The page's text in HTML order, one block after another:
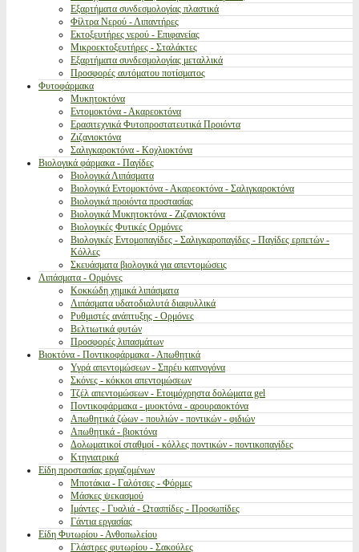
Εξαρτήματα συνδεσμολογίας πλαστικά
Φίλτρα Νερού - Λιπαντήρες
Εκτοξευτήρες νερού - Επιφανείας
Μικροεκτοξευτήρες - Σταλάκτες
Εξαρτήματα συνδεσμολογίας μεταλλικά
Προσφορές αυτόματου ποτίσματος
Φυτοφάρμακα
Μυκητοκτόνα
Εντομοκτόνα - Ακαρεοκτόνα
Ερασιτεχνικά Φυτοπροστατευτικά Προιόντα
Ζιζανιοκτόνα
Σαλιγκαροκτόνα - Κοχλιοκτόνα
Βιολογικά φάρμακα - Παγίδες
Βιολογικά Λιπάσματα
Βιολογικά Εντομοκτόνα - Ακαρεοκτόνα - Σαλιγκαροκτόνα
Βιολογικά προιόντα προστασίας
Βιολογικά Μυκητοκτόνα - Ζιζανιοκτόνα
Βιολογικές Φυτικές Ορμόνες
Βιολογικές Εντομοπαγίδες - Σαλιγκαροπαγίδες - Παγίδες ερπετών -
Κόλλες
Σκευάσματα βιολογικά για απεντομώσεις
Λιπάσματα - Ορμόνες
Κοκκώδη χημικά λιπάσματα
Λιπάσματα υδατοδιαλυτά διαφυλλικά
Ρυθμιστές ανάπτυξης - Ορμόνες
Βελτιωτικά φυτών
Προσφορές λιπασμάτων
Βιοκτόνα - Ποντικοφάρμακα - Απωθητικά
Υγρά απεντομώσεων - Σπρέυ καπνογόνα
Σκόνες - κόκκοι απεντομώσεων
Τζέλ απεντομώσεων - Ετοιμόχρηστα δολώματα gel
Ποντικοφάρμακα - μυοκτόνα - αρουραιοκτόνα
Απωθητικά ζώων - πουλιών - ποντικών - φιδιών
Απωθητικά - βιοκτόνα
Δολωματικοί σταθμοί - κόλλες ποντικών - ποντικοπαγίδες
Κτηνιατρικά
Είδη προστασίας εργαζομένων
Μποτάκια - Γαλότσες - Φόρμες
Μάσκες ψεκασμού
Ιμάντες - Γυαλιά - Ωτασπίδες - Προσωπίδες
Γάντια εργασίας
Είδη Φυτωρίου - Ανθοπωλείου
Γλάστρες φυτωρίου - Σακούλες